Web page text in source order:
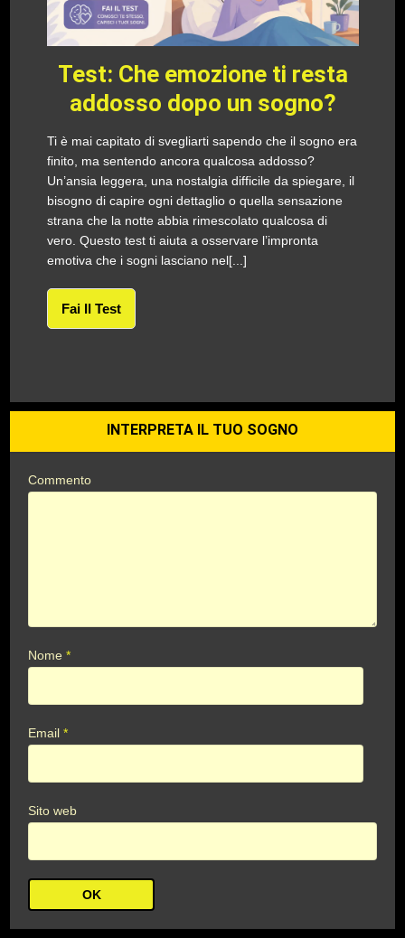
Test: Che emozione ti resta
addosso dopo un sogno?
Ti è mai capitato di svegliarti sapendo che il sogno era
finito, ma sentendo ancora qualcosa addosso?
Un’ansia leggera, una nostalgia difficile da spiegare, il
bisogno di capire ogni dettaglio o quella sensazione
strana che la notte abbia rimescolato qualcosa di
vero. Questo test ti aiuta a osservare l’impronta
emotiva che i sogni lasciano nel[...]
Fai Il Test
INTERPRETA IL TUO SOGNO
Commento
Nome*
Email*
Sito web